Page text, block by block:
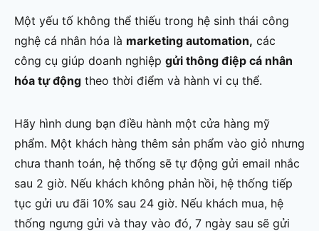
Một yếu tố không thể thiếu trong hệ sinh thái công
nghệ cá nhân hóa là marketing automation, các
công cụ giúp doanh nghiệp gửi thông điệp cá nhân
hóa tự động theo thời điểm và hành vi cụ thể.
Hãy hình dung bạn điều hành một cửa hàng mỹ
phẩm. Một khách hàng thêm sản phẩm vào giỏ nhưng
chưa thanh toán, hệ thống sẽ tự động gửi email nhắc
sau 2 giờ. Nếu khách không phản hồi, hệ thống tiếp
tục gửi ưu đãi 10% sau 24 giờ. Nếu khách mua, hệ
thống ngưng gửi và thay vào đó, 7 ngày sau sẽ gửi